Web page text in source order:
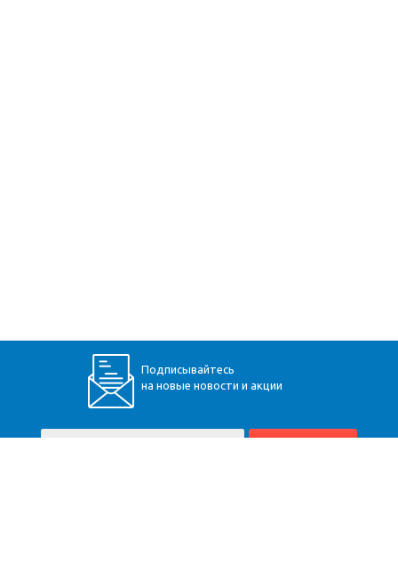
Подписывайтесь
на новые новости и акции